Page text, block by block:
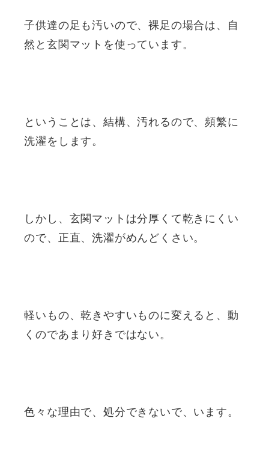
子供達の足も汚いので、裸足の場合は、自
然と玄関マットを使っています。
ということは、結構、汚れるので、頻繁に
洗濯をします。
しかし、玄関マットは分厚くて乾きにくい
ので、正直、洗濯がめんどくさい。
軽いもの、乾きやすいものに変えると、動
くのであまり好きではない。
色々な理由で、処分できないで、います。